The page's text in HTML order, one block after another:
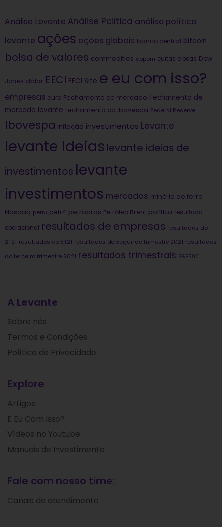
Análise Levante Análise Política análise política
levante ações ações globais banco central bitcoin
bolsa de valores commodities copom curtas e boas Dow
Jones dólar EECI EECI Site e eu com isso?
empresas euro Fechamento de mercado Fechamento de
mercado levante fechamento do ibovespa Federal Reserve
Ibovespa inflação investimentos Levante
levante Ideias levante ideias de
investimentos levante
investimentos mercados minério de ferro
Nasdaq petr3 petr4 petrobras Petróleo Brent política resultado
operacional resultados de empresas resultados do
2T21 resultados do 3T21 resultados do segundo trimestre 2021 resultados
do terceiro trimestre 2021 resultados trimestrais S&P500
A Levante
Sobre nós
Termos e Condições
Política de Privacidade
Explore
Artigos
E Eu Com Isso?
Vídeos no Youtube
Manuais de Investimento
Fale com nosso time:
Canais de atendimento